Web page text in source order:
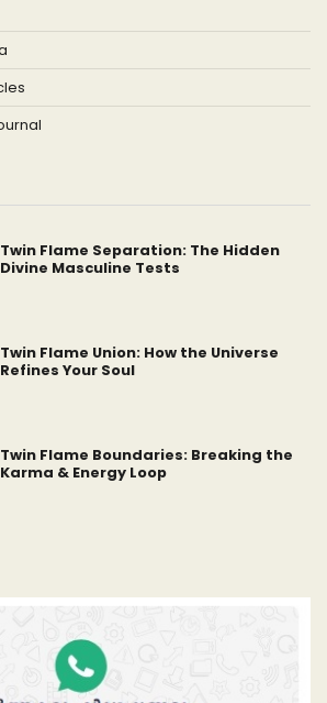
Twin Flame Separation: The Hidden
Divine Masculine Tests
Twin Flame Union: How the Universe
Refines Your Soul
Twin Flame Boundaries: Breaking the
Karma & Energy Loop